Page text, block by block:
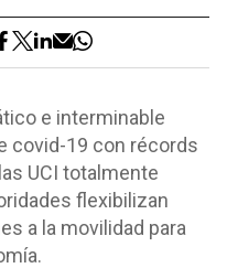
e interminable
covid-19 con récords
UCI totalmente
flexibilizan
a la movilidad para